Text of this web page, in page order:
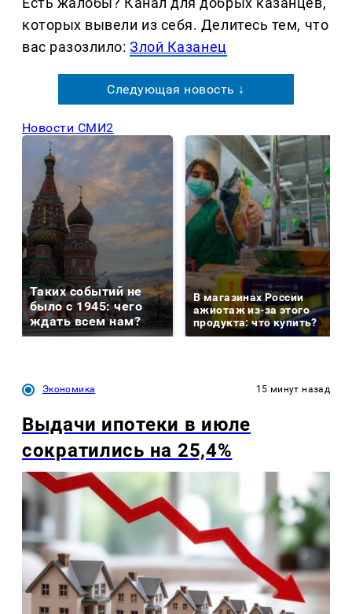
которых вывели из себя. Делитеcь тем, что
вас разозлило:Злой Казанец
Следующая новость ↓
Новости СМИ2
Таких событий не
было с 1945: чего
ждать всем нам?
В магазинах России
ажиотаж из-за этого
продукта: что купить?
Экономика 15 минут назад
Выдачи ипотеки в июле
сократились на 25,4%